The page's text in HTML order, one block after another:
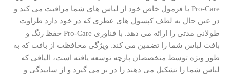
Pro-Care با فرمول خاص خود از لباس های شما مراقبت می کند و
در عین حال به لطف کپسول های عطری که در خود دارد طراوت
طولانی مدتی را ارائه می دهد.
با فناوری Pro-Care حفظ رنگ و
بافت لباس شما را تضمین می کند. ویژگی محافظت از بافت که به
طور ویژه توسط متخصصان پارچه توسعه یافته است، الیافی که
لباس شما را تشکیل می دهند را در بر می گیرد و از ساییدگی و